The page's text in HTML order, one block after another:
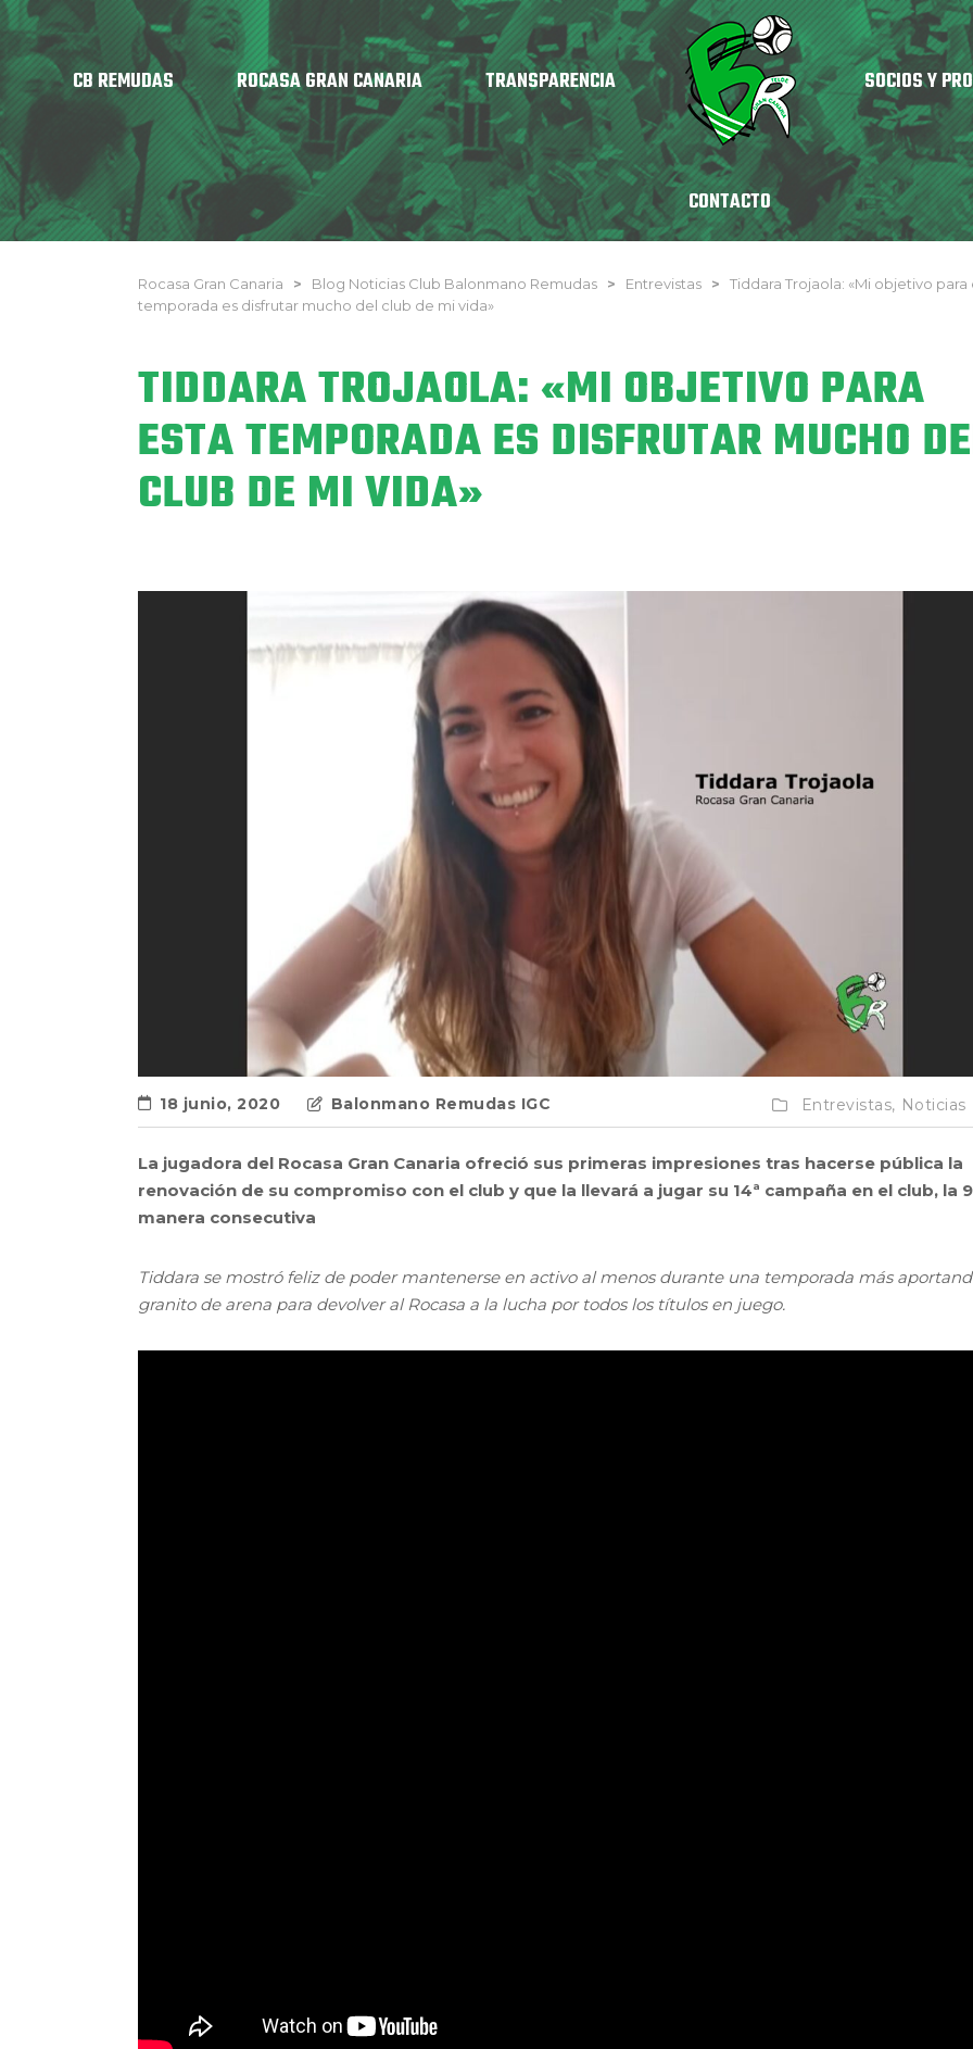
CB REMUDAS ROCASA GRAN CANARIA TRANSPARENCIA SOCIOS Y
CONTACTO
Rocasa Gran Canaria > Blog Noticias Club Balonmano Remudas > Entrevistas >
Tiddara Trojaola: «Mi objetivo para
temporada es disfrutar mucho del club de mi vida»
TIDDARA TROJAOLA: «MI OBJETIVO PARA
ESTA TEMPORADA ES DISFRUTAR MUCHO
CLUB DE MI VIDA»
18 junio, 2020 Balonmano Remudas IGC Entrevistas, Noticias
La jugadora del Rocasa Gran Canaria ofreció sus primeras impresiones tras hacerse pública la
renovación de su compromiso con el club y que la llevará a jugar su 14ª campaña en el club, la
manera consecutiva
Tiddara se mostró feliz de poder mantenerse en activo al menos durante una temporada más
granito de arena para devolver al Rocasa a la lucha por todos los títulos en juego.